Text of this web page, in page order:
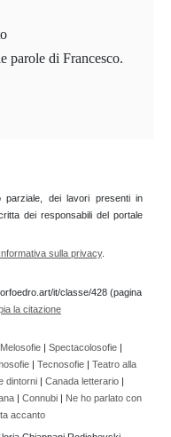
parole di Francesco.
parziale, dei lavori presenti in
dei responsabili del portale
Informativa sulla privacy.
it/classe/428 (pagina
la citazione
Melosofie| Spectacolosofie|
| Tecnosofie| Teatro alla
dintorni Canada letterario
| Connubi|
Ne ho parlato con
accanto